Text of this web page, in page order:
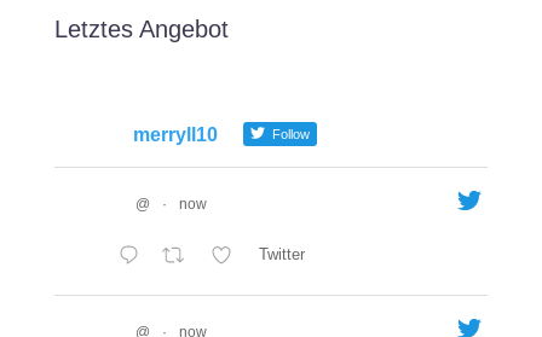
Letztes Angebot
merryll10 Follow
@ · now
Twitter
@ · now